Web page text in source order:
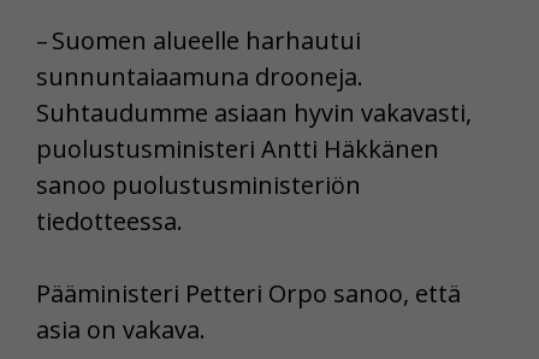
– Suomen alueelle harhautui
sunnuntaiaamuna drooneja.
Suhtaudumme asiaan hyvin vakavasti,
puolustusministeri Antti Häkkänen
sanoo puolustusministeriön
tiedotteessa.
Pääministeri Petteri Orpo sanoo, että
asia on vakava.